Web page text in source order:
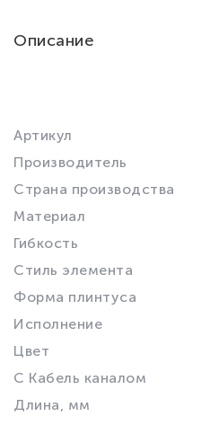
Описание
Артикул
Производитель
Страна производства
Материал
Гибкость
Стиль элемента
Форма плинтуса
Исполнение
Цвет
С Кабель каналом
Длина, мм